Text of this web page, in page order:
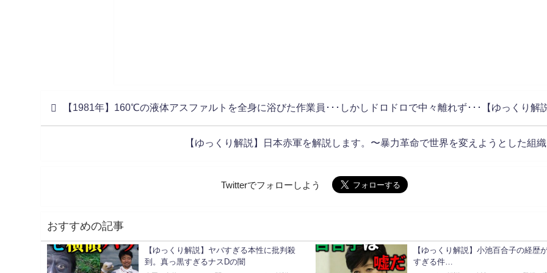
【1981年】160℃の液体アスファルトを全身に浴びた作業員･･･しかしドロドロで中々離れず･･･【ゆっくり解説
【ゆっくり解説】日本赤軍を解説します。〜暴力革命で世界を変えようとした組
Twitterでフォローしよう
おすすめの記事
【ゆっくり解説】ヤバすぎる本性に批判殺
到。真っ黒すぎるナスDの闇
【ゆっくり解説】小池百合子の経歴
すぎる件…